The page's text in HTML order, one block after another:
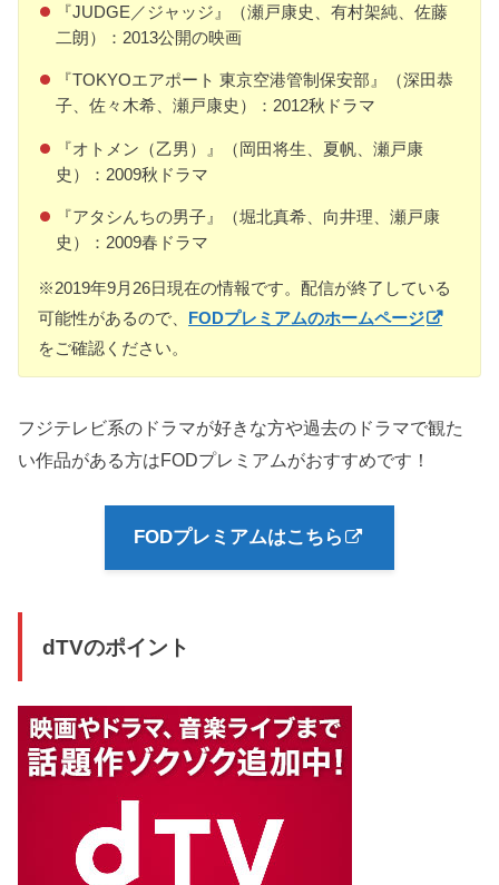
『JUDGE／ジャッジ』（瀬戸康史、有村架純、佐藤
二朗）：2013公開の映画
『TOKYOエアポート 東京空港管制保安部』（深田恭
子、佐々木希、瀬戸康史）：2012秋ドラマ
『オトメン（乙男）』（岡田将生、夏帆、瀬戸康
史）：2009秋ドラマ
『アタシんちの男子』（堀北真希、向井理、瀬戸康
史）：2009春ドラマ
※2019年9月26日現在の情報です。配信が終了している
可能性があるので、 FODプレミアムのホームページ
をご確認ください。
フジテレビ系のドラマが好きな方や過去のドラマで観た
い作品がある方はFODプレミアムがおすすめです！
FODプレミアムはこちら
dTVのポイント